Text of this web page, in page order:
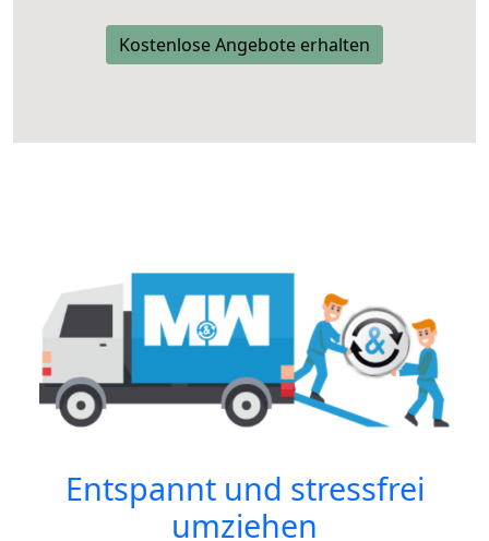
Kostenlose Angebote erhalten
Entspannt und stressfrei
umziehen